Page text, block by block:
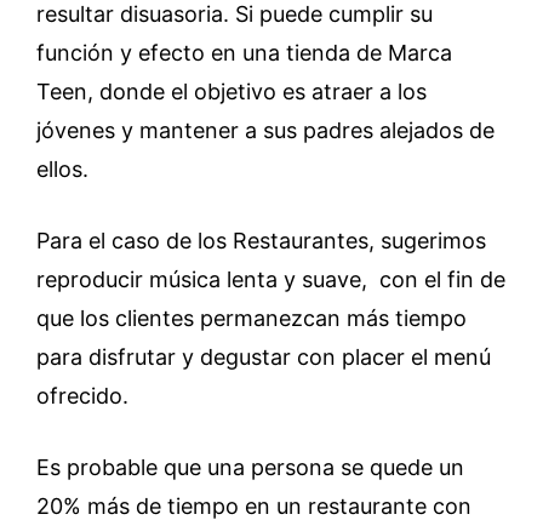
resultar disuasoria. Si puede cumplir su
función y efecto en una tienda de Marca
Teen, donde el objetivo es atraer a los
jóvenes y mantener a sus padres alejados de
ellos.
Para el caso de los Restaurantes, sugerimos
reproducir música lenta y suave, con el fin de
que los clientes permanezcan más tiempo
para disfrutar y degustar con placer el menú
ofrecido.
Es probable que una persona se quede un
20% más de tiempo en un restaurante con